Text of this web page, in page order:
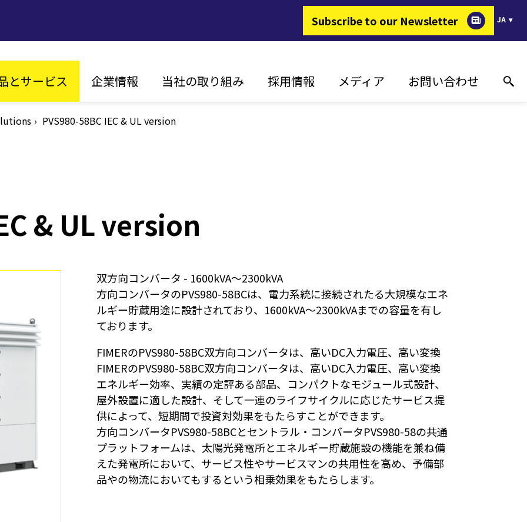
Subscribe to our Newsletter JA
とサービス
ソーラー
ターンキー・ステーション
ソフトウェア・ツール
サービス
旧製品
マイクログリッド・ソリューション
企業情報
ビジョン、ミッション
当社の取り組み
持続可能性
採用情報 メディア お問い合わせ
PVS980-58BC IEC & UL version
& UL version
双方向コンバータ - 1600kVA～2300kVA
方向コンバータのPVS980-58BCは、電力系統に接続されたる大規模なエネ
ルギー貯蔵用途に設計されており、1600kVA～2300kVAまでの容量を有し
ております。
FIMERのPVS980-58BC双方向コンバータは、高いDC入力電圧、高い変換
FIMERのPVS980-58BC双方向コンバータは、高いDC入力電圧、高い変換
エネルギー効率、実績の定評ある部品、コンパクトなモジュール式設計、
屋外設置に適した設計、そして一連のライフサイクルに応じたサービス提
供によって、短期間で投資対効果をもたらすことができます。
方向コンバータPVS980-58BCとセントラル・コンバータPVS980-58の共通
プラットフォームは、太陽光発電所とエネルギー貯蔵施設の機能を兼ね備
えた発電所において、サービス性やサービスマンの共用性を高め、予備部
品やの物流においてもするという相乗効果をもたらします。